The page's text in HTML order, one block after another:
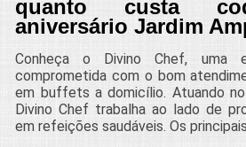
quanto custa
aniversário Jardim
Conheça o Divino Chef, uma
comprometida com o bom
em buffets a domicílio. Atuando
Divino Chef trabalha ao lado de
em refeições saudáveis. Os